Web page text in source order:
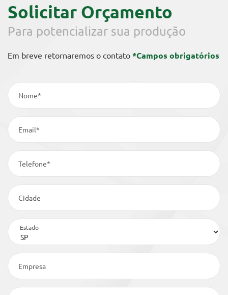
Solicitar Orçamento
Para potencializar sua produção
Em breve retornaremos o contato *Campos obrigatórios
Nome*
Email*
Telefone*
Cidade
Estado
Empresa